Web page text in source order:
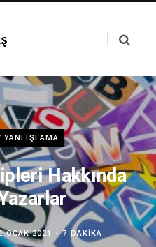
YANLIŞLAMA
Hakkında
OCAK 2021 7 DAKIKA